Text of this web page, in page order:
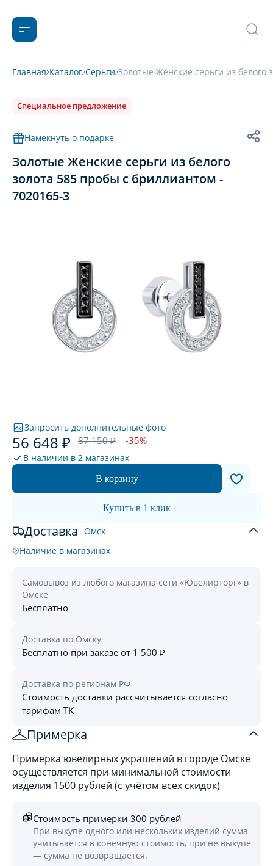
Главная Каталог Серьги Золотые Женские серьги из белого
Специальное предложение
Намекнуть о подарке
Золотые Женские серьги из белого
золота 585 пробы с бриллиантом -
7020165-3
Запросить дополнительные фото
56 648 ₽ 87 150 ₽ -35%
В наличии в 2 магазинах
В корзину
Купить в 1 клик
Доставка Омск
Наличие в магазинах
Самовывоз из любого магазина сети «Ювелирторг» в
Омске
Бесплатно
Доставка по Омску
Бесплатно при заказе от 1 500 ₽
Доставка по регионам РФ
Стоимость доставки рассчитывается согласно
тарифам ТК
Примерка
Примерка ювелирных украшений в городе Омске
осуществляется при минимальной стоимости
изделия 1500 рублей (с учётом всех скидок)
Стоимость примерки 300 рублей
При выкупе одного или нескольких изделий сумма
учитывается в конечную стоимость, при не выкупе
— сумма не возвращается.